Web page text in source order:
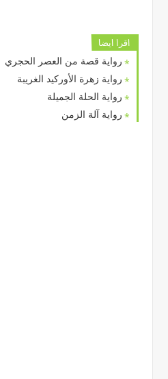
اقرا ايضا
رواية قصة من العصر الحجري
رواية زهرة الأوركيد الغريبة
رواية الحلة الجميلة
رواية آلة الزمن